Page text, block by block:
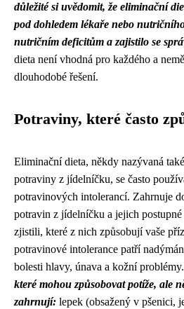
důležité si uvědomit, že eliminační
pod dohledem lékaře nebo
nutričním deficitům a zajistilo se
dieta není vhodná pro každého a
dlouhodobé řešení.
Potraviny, které často
Eliminační dieta, někdy nazývaná
potraviny z jídelníčku, se často
potravinových intolerancí. Zahrnuje
potravin z jídelníčku a jejich
zjistili, které z nich způsobují vaše
potravinové intolerance patří
bolesti hlavy, únava a kožní problémy.
které mohou způsobovat potíže, ale
zahrnují: lepek (obsažený v pšenici,